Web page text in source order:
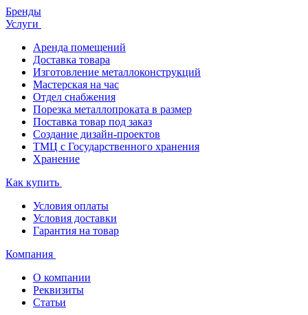
Бренды
Услуги
Аренда помещений
Доставка товара
Изготовление металлоконструкций
Мастерская на час
Отдел снабжения
Порезка металлопроката в размер
Поставка товар под заказ
Создание дизайн-проектов
ТМЦ с Государственного хранения
Хранение
Как купить
Условия оплаты
Условия доставки
Гарантия на товар
Компания
О компании
Реквизиты
Статьи